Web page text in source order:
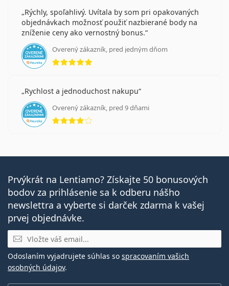
Rýchly, spoľahlivý. Uvítala by som pri opakovaných
objednávkach možnosť použiť nazbierané body na
zníženie ceny ako vernostný bonus.
Overený zákazník, pred jedným dňom
hodnotenie 5 z 5
Rychlost a jednoduchost nakupu
Overený zákazník, pred 9 dňami
hodnotenie 4 z 5
Prvýkrát na Lentiamo? Získajte 50 bonusových
bodov za prihlásenie sa k odberu nášho
newslettra a vyberte si darček zdarma k vašej
prvej objednávke.
E-mail
Odoslaním vyjadrujete súhlas so spracovaním vašich
osobných údajov.